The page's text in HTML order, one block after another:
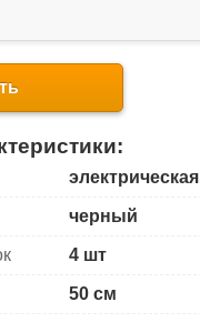
электрическая
черный
4 шт
50 см